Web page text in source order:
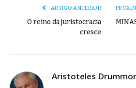
ARTIGO ANTERIOR
O reino da juristocracia
cresce
Aristoteles